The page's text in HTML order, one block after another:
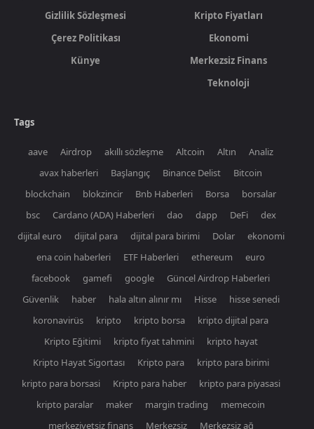
Gizlilik Sözleşmesi
Çerez Politikası
Künye
Kripto Fiyatları
Ekonomi
Merkezsiz Finans
Teknoloji
Tags
aave Airdrop akıllı sözleşme Altcoin Altın
Analiz
avax haberleri
Başlangıç Binance Delist
Bitcoin
blockchain
blokzincir Bnb Haberleri Borsa
borsalar
bsc
Cardano (ADA) Haberleri dao dapp DeFi
dex
dijital euro
dijital para dijital para birimi Dolar
ekonomi
ena coin haberleri
ETF Haberleri ethereum
euro
facebook
gamefi google
Güncel Airdrop Haberleri
Güvenlik
haber hala altın alınır mı Hisse
hisse senedi
koronavirüs
kripto kripto borsa
kripto dijital para
Kripto Eğitimi
kripto fiyat tahmini
kripto hayat
Kripto Hayat Sigortası
Kripto para
kripto para birimi
kripto para borsasi
Kripto para haber
kripto para piyasasi
kripto paralar
maker margin trading
memecoin
merkeziyetsiz finans
Merkezsiz Merkezsiz ağ